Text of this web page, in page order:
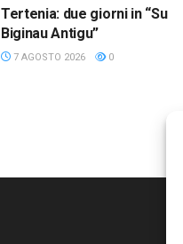
Tertenia: due giorni in “Su
Biginau Antigu”
7 AGOSTO 2026 0